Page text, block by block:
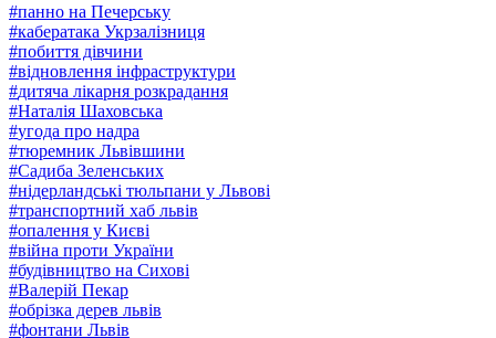
#панно на Печерську
#кабератака Укрзалізниця
#побиття дівчини
#відновлення інфраструктури
#дитяча лікарня розкрадання
#Наталія Шаховська
#угода про надра
#тюремник Львівшини
#Садиба Зеленських
#нідерландські тюльпани у Львові
#транспортний хаб львів
#опалення у Києві
#війна проти України
#будівництво на Сихові
#Валерій Пекар
#обрізка дерев львів
#фонтани Львів